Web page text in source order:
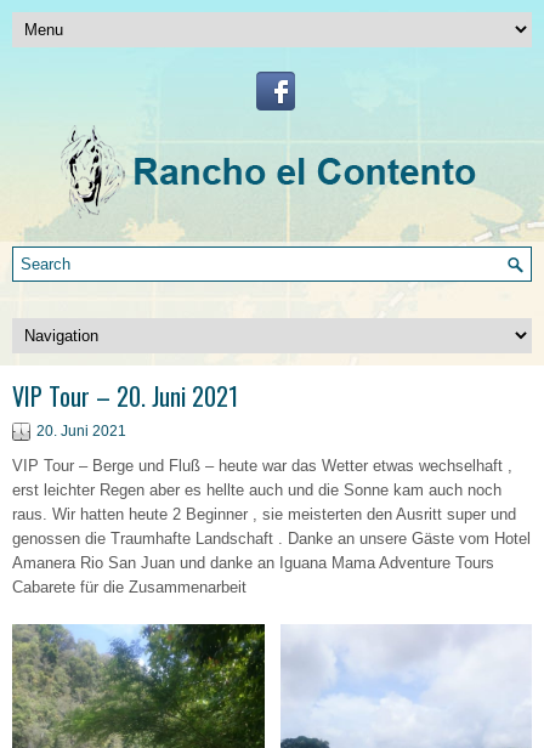
VIP Tour – 20. Juni 2021
20. Juni 2021
VIP Tour – Berge und Fluß – heute war das Wetter etwas wechselhaft ,
erst leichter Regen aber es hellte auch und die Sonne kam auch noch
raus. Wir hatten heute 2 Beginner , sie meisterten den Ausritt super und
genossen die Traumhafte Landschaft . Danke an unsere Gäste vom Hotel
Amanera Rio San Juan und danke an Iguana Mama Adventure Tours
Cabarete für die Zusammenarbeit